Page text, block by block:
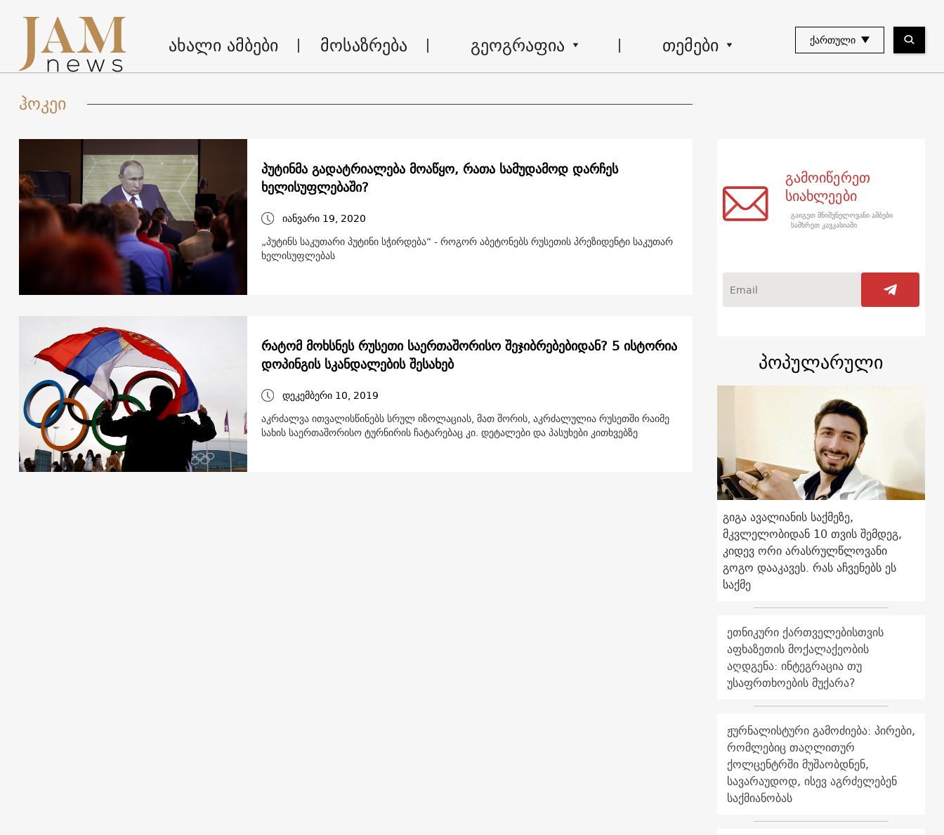
ახალი ამბები მოსაზრება გეოგრაფია თემები ᲥᲐᲠᲗᲣᲚᲘ
ჰოკეი
პუტინმა გადატრიალება მოაწყო, რათა სამუდამოდ დარჩეს
ხელისუფლებაში?
იანვარი 19, 2020
„პუტინს საკუთარი პუტინი სჭირდება“ - როგორ აბეტონებს რუსეთის პრეზიდენტი საკუთარ
ხელისუფლებას
რატომ მოხსნეს რუსეთი საერთაშორისო შეჯიბრებებიდან? 5 ისტორია
დოპინგის სკანდალების შესახებ
დეკემბერი 10, 2019
აკრძალვა ითვალისწინებს სრულ იზოლაციას, მათ შორის, აკრძალულია რუსეთში რაიმე
სახის საერთაშორისო ტურნირის ჩატარებაც კი. დეტალები და პასუხები კითხვებზე
გამოიწერეთ
სიახლეები
გაიგეთ მნიშვნელოვანი ამბები
სამხრეთ კავკასიაში
პოპულარული
გიგა ავალიანის საქმეზე,
მკვლელობიდან 10 თვის შემდეგ,
კიდევ ორი არასრულწლოვანი
გოგო დააკავეს. რას აჩვენებს ეს
საქმე
ეთნიკური ქართველებისთვის
აფხაზეთის მოქალაქეობის
აღდგენა: ინტეგრაცია თუ
უსაფრთხოების მუქარა?
ჟურნალისტური გამოძიება: პირები,
რომლებიც თაღლითურ
ქოლცენტრში მუშაობდნენ,
სავარაუდოდ, ისევ აგრძელებენ
საქმიანობას